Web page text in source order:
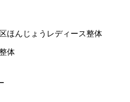
ほんじょうレディース整体